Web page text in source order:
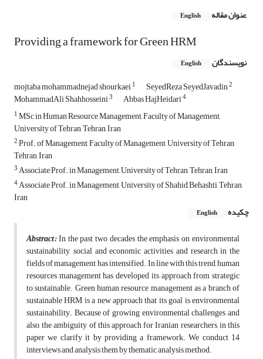
عنوان مقاله English
Providing a framework for Green HRM
نویسندگان English
mojtaba mohammadnejad shourkaei1 SeyedReza SeyedJavadin2
MohammadAli Shahhosseini3 Abbas HajHeidari4
1MSc in Human Resource Management, Faculty of Management,
University of Tehran, Tehran, Iran
2Prof. of Management, Faculty of Management, University of Tehran,
Tehran, Iran
3Associate Prof. in Management, University of Tehran, Tehran, Iran
4Associate Prof. in Management, University of Shahid Behashti, Tehran,
Iran
چکیده
English
Abstract:In the past two decades the emphasis on environmental
sustainability, social and economic activities and research in the
fields of management, has intensified. In line with this trend, human
resources management has developed its approach from strategic
to sustainable. Green human resource management as a branch of
sustainable HRM is a new approach that its goal is environmental
sustainability. Because of growing environmental challenges and
also, the ambiguity of this approach for Iranian researchers, in this
paper we clarify it by providing a framework. We conduct 14
interviews and analysis them by thematic analysis method.